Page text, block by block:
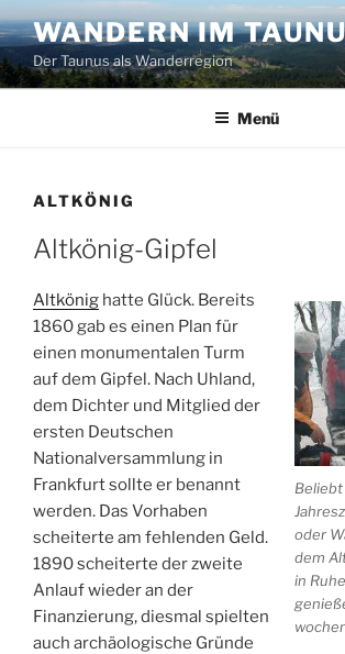
Inhalt
springen
WANDERN IM
Der Taunus als Wanderregion
Menü
ALTKÖNIG
Altkönig-Gipfel
oder
dem
in
Altkönig hatte Glück. Bereits
1860 gab es einen Plan für
einen monumentalen Turm
auf dem Gipfel. Nach Uhland,
dem Dichter und Mitglied der
ersten Deutschen
Nationalversammlung in
Frankfurt sollte er benannt
werden. Das Vorhaben
scheiterte am fehlenden Geld.
1890 scheiterte der zweite
Anlauf wieder an der
Finanzierung, diesmal spielten
auch archäologische Gründe